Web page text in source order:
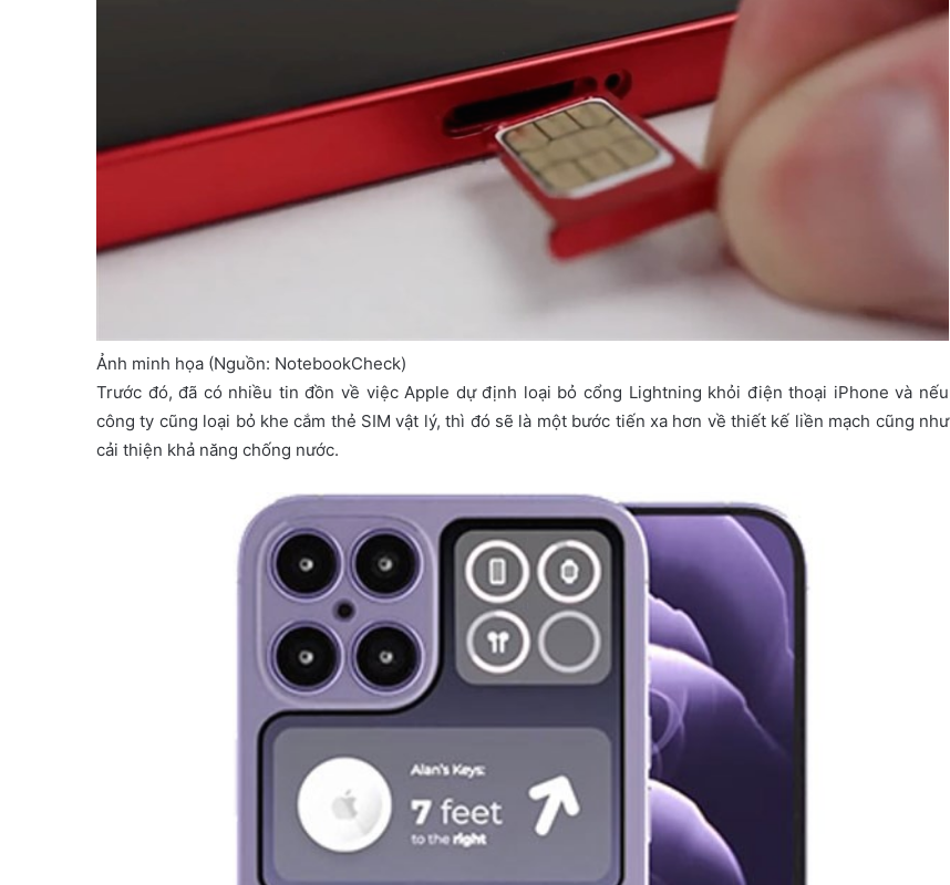
Ảnh minh họa (Nguồn: NotebookCheck)
Trước đó, đã có nhiều tin đồn về việc Apple dự định loại bỏ cổng Lightning khỏi điện thoại iPhone và nếu
công ty cũng loại bỏ khe cắm thẻ SIM vật lý, thì đó sẽ là một bước tiến xa hơn về thiết kế liền mạch cũng như
cải thiện khả năng chống nước.